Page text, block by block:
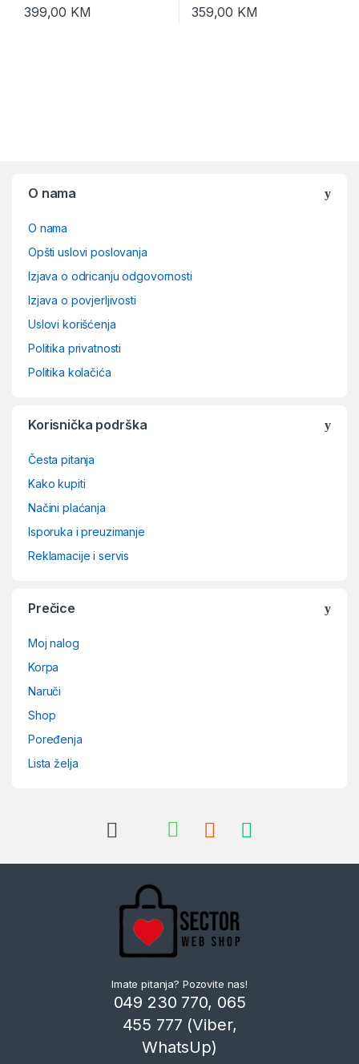
Colour. ADF.Duplex.USB,
LAN.WiFi. tinte br.103
399,00 KM 359,00 KM
O nama
O nama
Opšti uslovi poslovanja
Izjava o odricanju odgovornosti
Izjava o povjerljivosti
Uslovi korišćenja
Politika privatnosti
Politika kolačića
Korisnička podrška
Česta pitanja
Kako kupiti
Načini plaćanja
Isporuka i preuzimanje
Reklamacije i servis
Prečice
Moj nalog
Korpa
Naruči
Shop
Poređenja
Lista želja
Imate pitanja? Pozovite nas!
049 230 770, 065
455 777 (Viber,
WhatsUp)